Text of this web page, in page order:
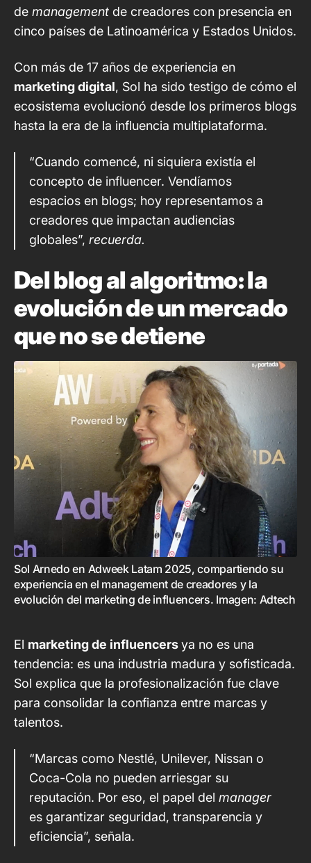
de management de creadores con presencia en
cinco países de Latinoamérica y Estados Unidos.
Con más de 17 años de experiencia en
marketing digital, Sol ha sido testigo de cómo el
ecosistema evolucionó desde los primeros blogs
hasta la era de la influencia multiplataforma.
“Cuando comencé, ni siquiera existía el
concepto de influencer. Vendíamos
espacios en blogs; hoy representamos a
creadores que impactan audiencias
globales”, recuerda.
Del blog al algoritmo: la
evolución de un mercado
que no se detiene
Sol Arnedo en Adweek Latam 2025, compartiendo su
experiencia en el management de creadores y la
evolución del marketing de influencers. Imagen: Adtech
El marketing de influencersya no es una
tendencia: es una industria madura y sofisticada.
Sol explica que la profesionalización fue clave
para consolidar la confianza entre marcas y
talentos.
“Marcas como Nestlé, Unilever, Nissan o
Coca-Cola no pueden arriesgar su
reputación. Por eso, el papel del manager
es garantizar seguridad, transparencia y
eficiencia”, señala.